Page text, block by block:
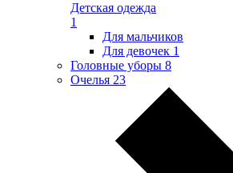
Детская одежда
1
Для мальчиков
Для девочек 1
Головные уборы 8
Очелья 23